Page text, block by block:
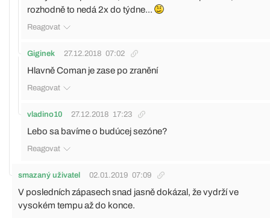
rozhodně to nedá 2x do týdne...
Reagovat
Giginek 27.12.2018 07:02
Hlavně Coman je zase po zranění
Reagovat
vladino10 27.12.2018 17:23
Lebo sa bavíme o budúcej sezóne?
Reagovat
smazaný uživatel 02.01.2019 07:09
V posledních zápasech snad jasně dokázal, že vydrží ve
vysokém tempu až do konce.